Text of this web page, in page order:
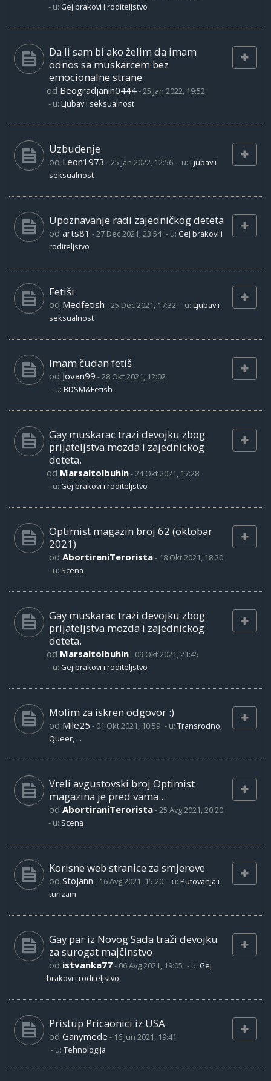
- u: Gej brakovi i roditeljstvo
Da li sam bi ako želim da imam
odnos sa muskarcem bez
emocionalne strane
od Beogradjanin0444-25 Jan 2022, 19:52
- u: Ljubav i seksualnost
Uzbuđenje
od Leon1973 -25 Jan 2022, 12:56 - u: Ljubav i
seksualnost
Upoznavanje radi zajedničkog deteta
od arts81 -27 Dec 2021, 23:54 - u: Gej brakovi i
roditeljstvo
Fetiši
od Medfetish -25 Dec 2021, 17:32 - u: Ljubav i
seksualnost
Imam čudan fetiš
od Jovan99 -28 Okt 2021, 12:02
- u: BDSM&Fetish
Gay muskarac trazi devojku zbog
prijateljstva mozda i zajednickog
deteta.
od Marsaltolbuhin-24 Okt 2021, 17:28
- u: Gej brakovi i roditeljstvo
Optimist magazin broj 62 (oktobar
2021)
od AbortiraniTerorista- 18 Okt 2021, 18:20
- u: Scena
Gay muskarac trazi devojku zbog
prijateljstva mozda i zajednickog
deteta.
od Marsaltolbuhin- 09 Okt 2021, 21:45
- u: Gej brakovi i roditeljstvo
Molim za iskren odgovor :)
od Mile25 - 01 Okt 2021, 10:59 - u: Transrodno,
Queer, ...
Vreli avgustovski broj Optimist
magazina je pred vama...
od AbortiraniTerorista-25 Avg 2021, 20:20
- u: Scena
Korisne web stranice za smjerove
od Stojann - 16 Avg 2021, 15:20 - u: Putovanja i
turizam
Gay par iz Novog Sada traži devojku
za surogat majčinstvo
od istvanka77- 06 Avg 2021, 19:05 - u: Gej
brakovi i roditeljstvo
Pristup Pricaonici iz USA
od Ganymede - 16 Jun 2021, 19:41
- u: Tehnologija